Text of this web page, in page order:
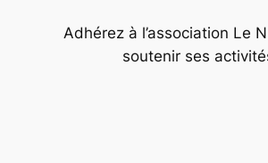
Adhérez à l’association Le
soutenir ses